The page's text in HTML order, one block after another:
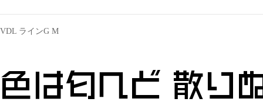
VDL ラインG M
色は匂へど 散り